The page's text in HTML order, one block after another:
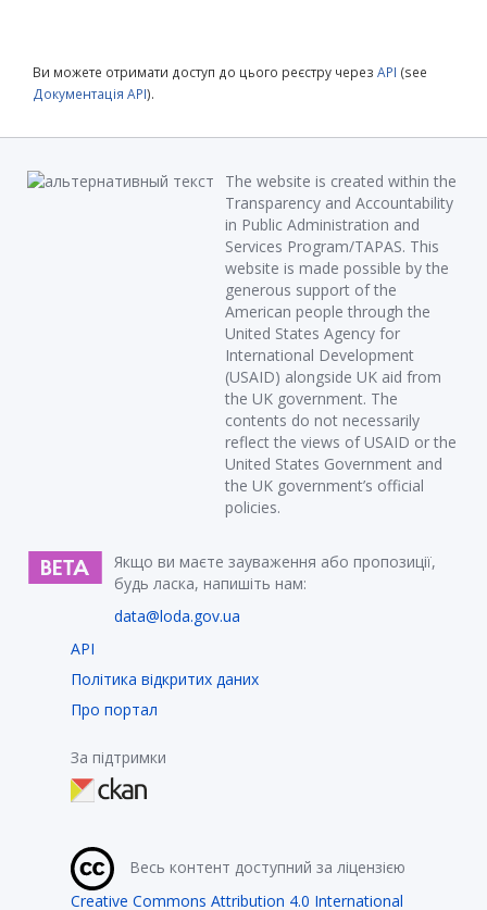
Ви можете отримати доступ до цього реєстру через API (see
Документація API).
The website is created within the
Transparency and Accountability
in Public Administration and
Services Program/TAPAS. This
website is made possible by the
generous support of the
American people through the
United States Agency for
International Development
(USAID) alongside UK aid from
the UK government. The
contents do not necessarily
reflect the views of USAID or the
United States Government and
the UK government’s official
policies.
Якщо ви маєте зауваження або пропозиції,
будь ласка, напишіть нам:
data@loda.gov.ua
API
Політика відкритих даних
Про портал
За підтримки
Весь контент доступний за ліцензією
Creative Commons Attribution 4.0 International